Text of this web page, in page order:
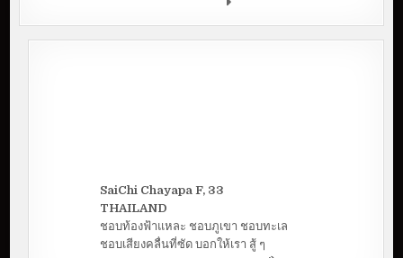
SaiChi Chayapa F, 33
THAILAND
ชอบท้องฟ้าแหละ ชอบภูเขา ชอบทะเล
ชอบเสียงคลื่นที่ซัด บอกให้เรา สู้ ๆ